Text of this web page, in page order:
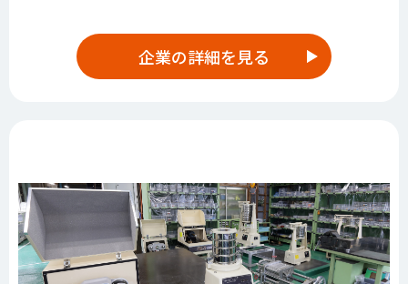
企業の詳細を見る